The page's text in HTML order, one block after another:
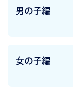
男の子編
女の子編